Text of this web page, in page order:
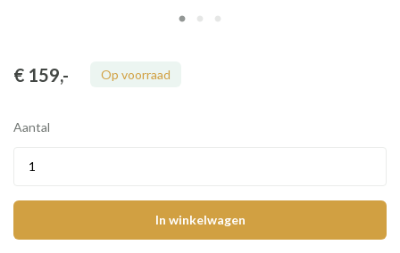
€ 159,- Op voorraad
Aantal
In winkelwagen